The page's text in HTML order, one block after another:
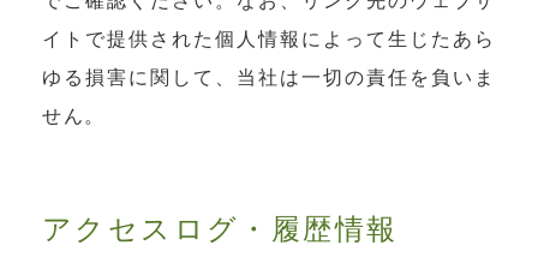
イトで提供された個人情報によって生じたあら
ゆる損害に関して、当社は一切の責任を負いま
せん。
アクセスログ・履歴情報